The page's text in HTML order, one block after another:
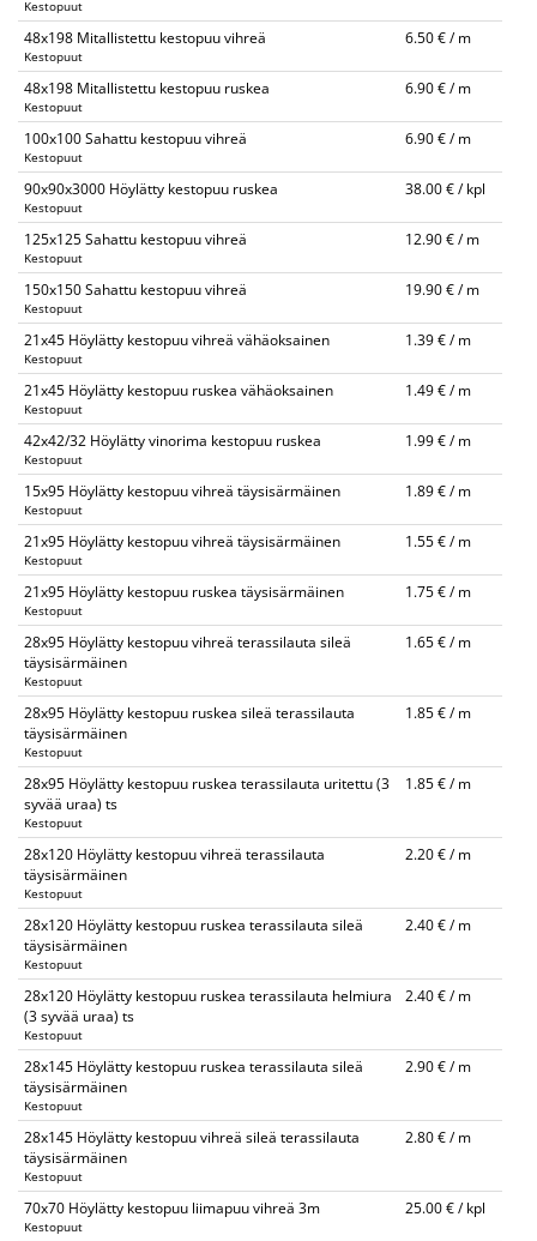
Kestopuut
48x198 Mitallistettu kestopuu vihreä
Kestopuut
6.50 € / m
48x198 Mitallistettu kestopuu ruskea
Kestopuut
6.90 € / m
100x100 Sahattu kestopuu vihreä
Kestopuut
6.90 € / m
90x90x3000 Höylätty kestopuu ruskea
Kestopuut
38.00 € / kpl
125x125 Sahattu kestopuu vihreä
Kestopuut
12.90 € / m
150x150 Sahattu kestopuu vihreä
Kestopuut
19.90 € / m
21x45 Höylätty kestopuu vihreä vähäoksainen
Kestopuut
1.39 € / m
21x45 Höylätty kestopuu ruskea vähäoksainen
Kestopuut
1.49 € / m
42x42/32 Höylätty vinorima kestopuu ruskea
Kestopuut
1.99 € / m
15x95 Höylätty kestopuu vihreä täysisärmäinen
Kestopuut
1.89 € / m
21x95 Höylätty kestopuu vihreä täysisärmäinen
Kestopuut
1.55 € / m
21x95 Höylätty kestopuu ruskea täysisärmäinen
Kestopuut
1.75 € / m
28x95 Höylätty kestopuu vihreä terassilauta sileä
täysisärmäinen
Kestopuut
1.65 € / m
28x95 Höylätty kestopuu ruskea sileä terassilauta
täysisärmäinen
Kestopuut
1.85 € / m
28x95 Höylätty kestopuu ruskea terassilauta uritettu (3
syvää uraa) ts
Kestopuut
1.85 € / m
28x120 Höylätty kestopuu vihreä terassilauta
täysisärmäinen
Kestopuut
2.20 € / m
28x120 Höylätty kestopuu ruskea terassilauta sileä
täysisärmäinen
Kestopuut
2.40 € / m
28x120 Höylätty kestopuu ruskea terassilauta helmiura
(3 syvää uraa) ts
Kestopuut
2.40 € / m
28x145 Höylätty kestopuu ruskea terassilauta sileä
täysisärmäinen
Kestopuut
2.90 € / m
28x145 Höylätty kestopuu vihreä sileä terassilauta
täysisärmäinen
Kestopuut
2.80 € / m
70x70 Höylätty kestopuu liimapuu vihreä 3m
Kestopuut
25.00 € / kpl